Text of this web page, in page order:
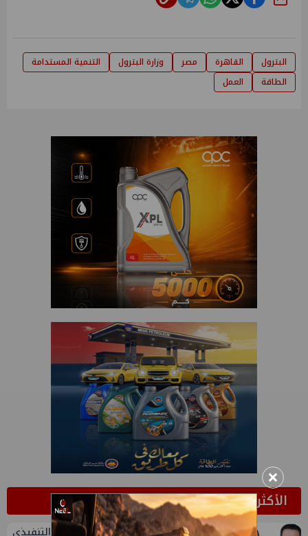
البترول القاهرة مصر وزارة البترول
التنمية المستدامة
الطاقة
العمل
الأكثر قراءة
×